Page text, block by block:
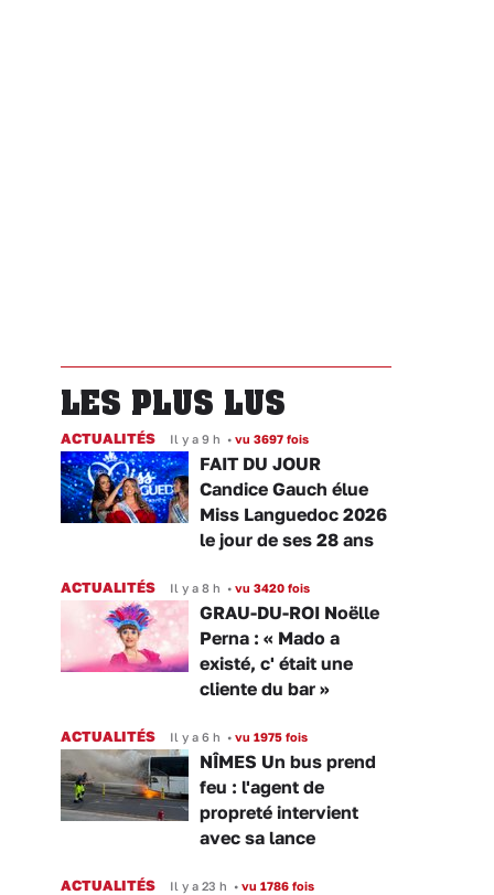
LES PLUS LUS
ACTUALITÉS Il y a 9 h • vu 3697 fois
FAIT DU JOUR
Candice Gauch élue
Miss Languedoc 2026
le jour de ses 28 ans
ACTUALITÉS Il y a 8 h • vu 3420 fois
GRAU-DU-ROI Noëlle
Perna : « Mado a
existé, c' était une
cliente du bar »
ACTUALITÉS Il y a 6 h • vu 1975 fois
NÎMES Un bus prend
feu : l'agent de
propreté intervient
avec sa lance
ACTUALITÉS Il y a 23 h • vu 1786 fois